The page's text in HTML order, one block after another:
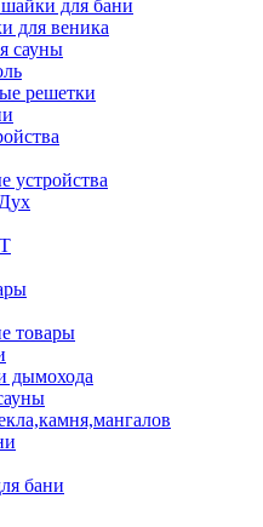
для бани
для веника
сауны
решетки
устройства
товары
дымохода
бани